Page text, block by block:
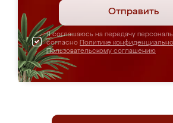
Отправить
Я соглашаюсь на передачу
согласно Политике
Пользовательскому соглашению